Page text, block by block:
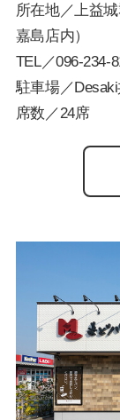
所在地／上益
嘉島店内）
TEL／096-234-
駐車場／Desaki
席数／24席